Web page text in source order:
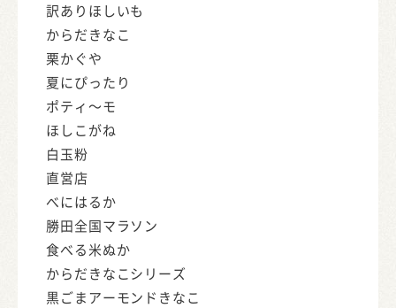
訳ありほしいも
からだきなこ
栗かぐや
夏にぴったり
ポティ～モ
ほしこがね
白玉粉
直営店
べにはるか
勝田全国マラソン
食べる米ぬか
からだきなこシリーズ
黒ごまアーモンドきなこ